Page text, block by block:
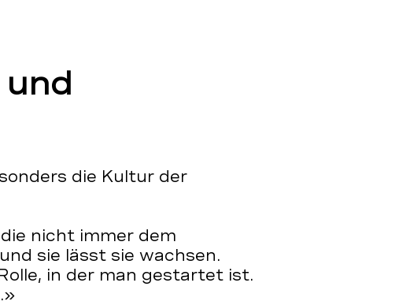
die Kultur der
nicht immer dem
sie lässt sie wachsen.
in der man gestartet ist.